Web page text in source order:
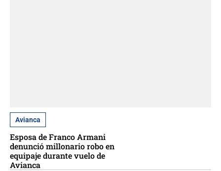
Avianca
Esposa de Franco Armani
denunció millonario robo en
equipaje durante vuelo de
Avianca